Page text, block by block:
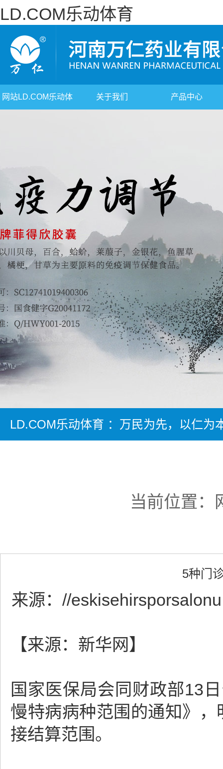
LD.COM乐动体育
网站LD.COM乐动体 关于我们 产品中心
LD.COM乐动体育 ：万民为先，以仁为
当前位置：
5种门
来源： //
【来源：新华网】
国家医保局会同财政部13
慢特病病种范围的通知》
接结算范围。